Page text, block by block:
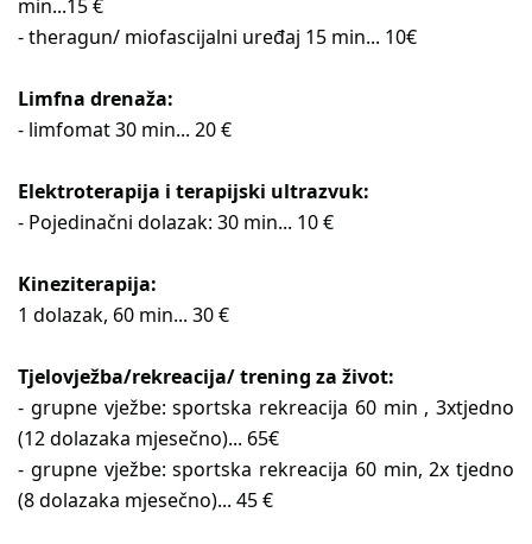
min...15 €
- theragun/ miofascijalni uređaj 15 min... 10€
Limfna drenaža:
- limfomat 30 min... 20 €
Elektroterapija i terapijski ultrazvuk:
- Pojedinačni dolazak: 30 min... 10 €
Kineziterapija:
1 dolazak, 60 min... 30 €
Tjelovježba/rekreacija/ trening za život:
- grupne vježbe: sportska rekreacija 60 min , 3xtjedno
(12 dolazaka mjesečno)... 65€
- grupne vježbe: sportska rekreacija 60 min, 2x tjedno
(8 dolazaka mjesečno)... 45 €